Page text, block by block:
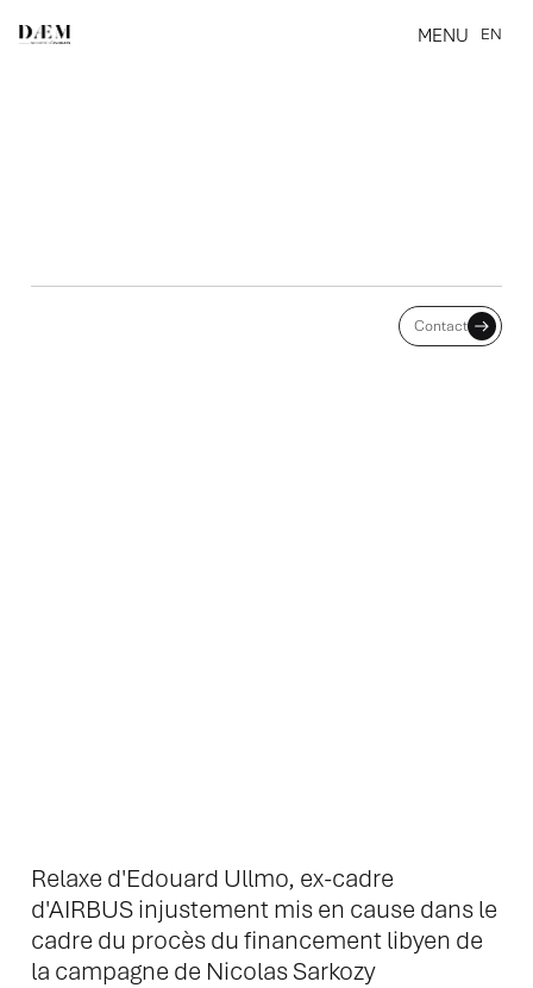
MENU
EN
RELAXE D'UN EX-CADRE
D'AIRBUS MIS EN CAUSEContact
Relaxe d'Edouard Ullmo, ex-cadre
d'AIRBUS injustement mis en cause dans le
cadre du procès du financement libyen de
la campagne de Nicolas Sarkozy